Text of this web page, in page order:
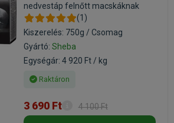
nedvestáp felnőtt macskáknak
(1)
Kiszerelés: 750g / Csomag
Gyártó: Sheba
Egységár: 4 920 Ft / kg
Raktáron
3 690 Ft 4 100 Ft